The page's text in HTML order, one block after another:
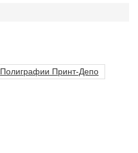
Полиграфии Принт-Депо